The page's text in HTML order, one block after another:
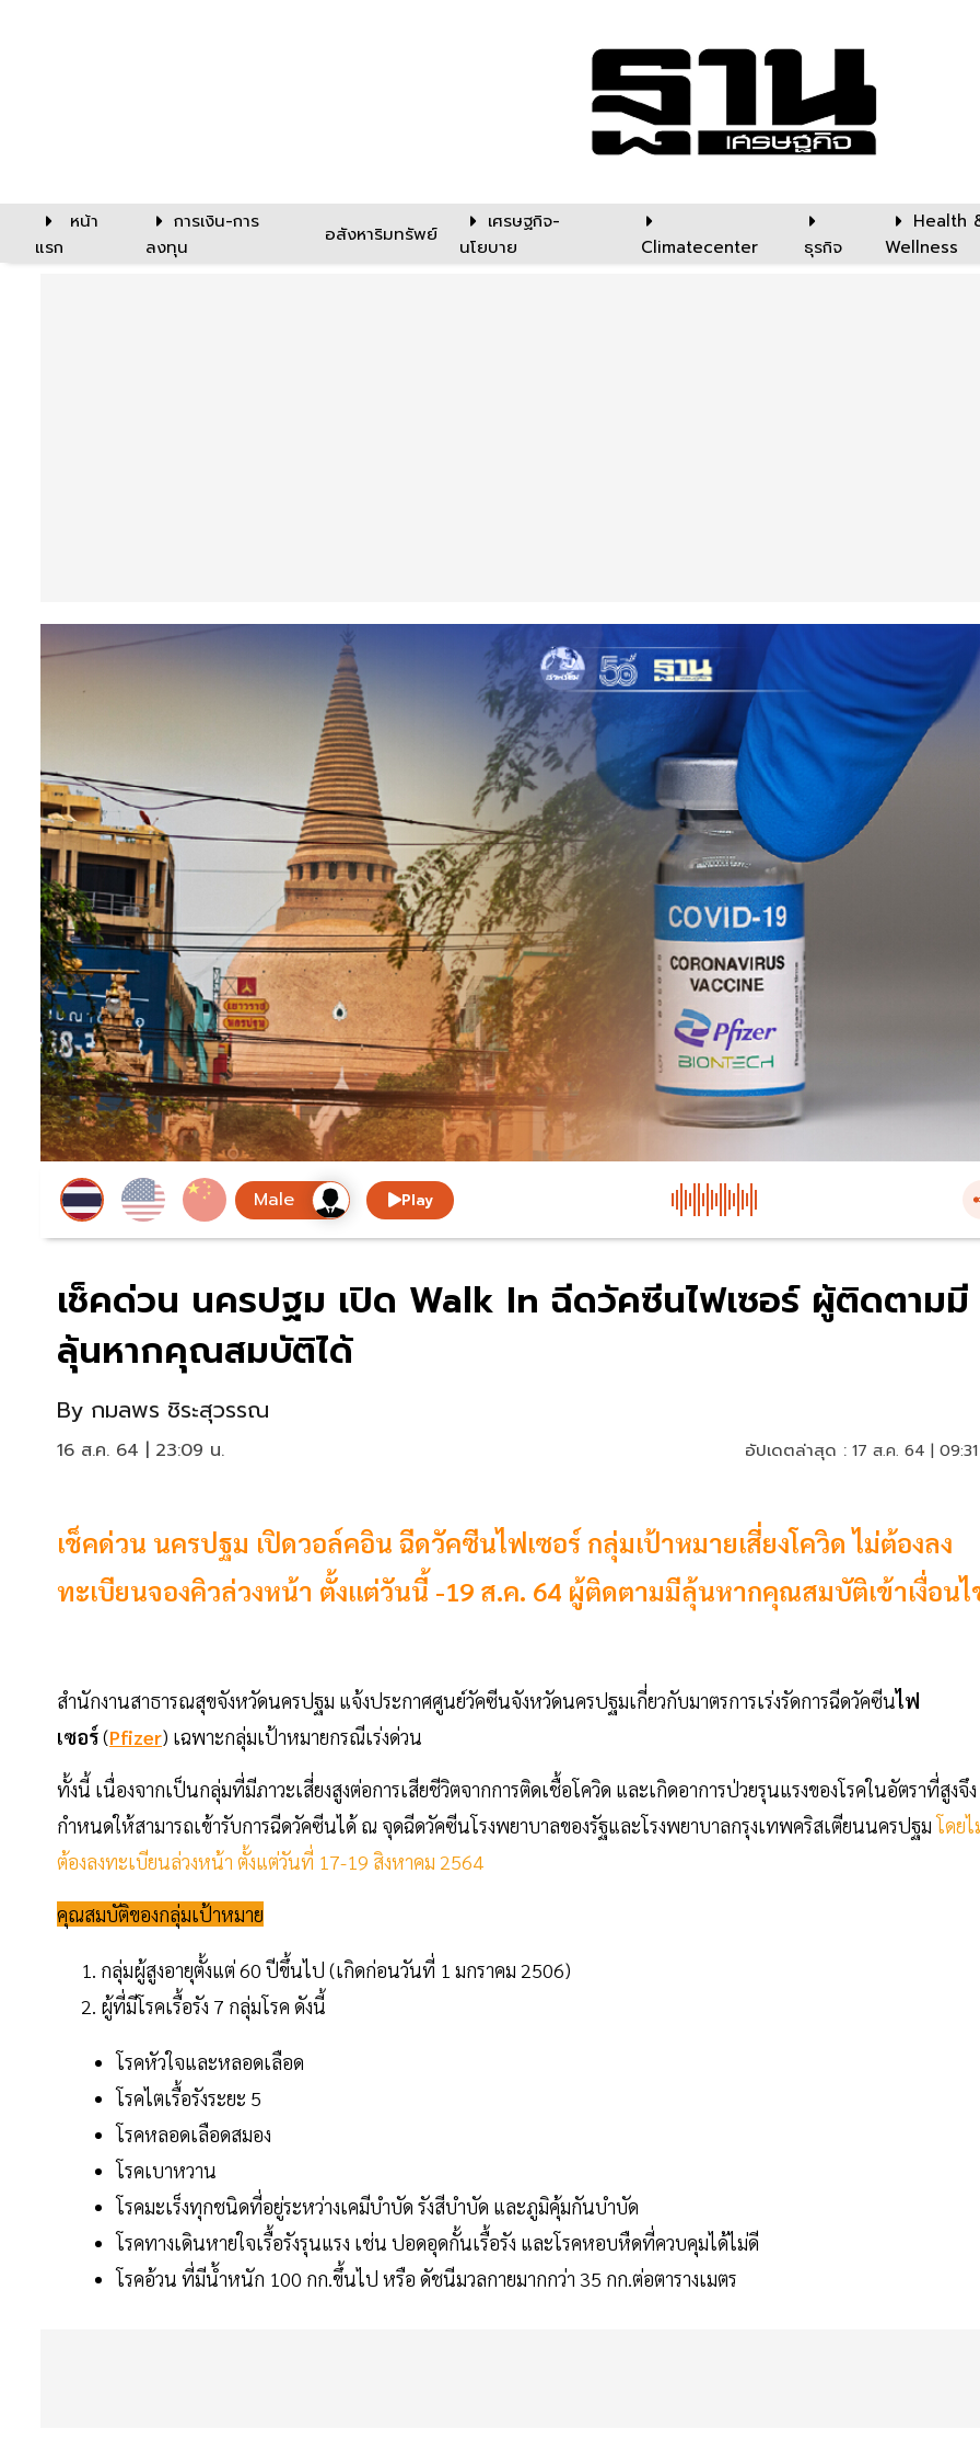
หน้า
แรก
การเงิน-การ
ลงทุน
อสังหาริมทรัพย์
เศรษฐกิจ-
นโยบาย
Climatecenter ธุรกิจ
Health
Wellness
Play
เช็คด่วน นครปฐม เปิด Walk In ฉีดวัคซีนไฟเซอร์ ผู้ติดตามมี
ลุ้นหากคุณสมบัติได้
By กมลพร ชิระสุวรรณ
16 ส.ค. 64 | 23:09 น. อัปเดตล่าสุด : 17 ส.ค. 64 |
เช็คด่วน นครปฐม เปิดวอล์คอิน ฉีดวัคซีนไฟเซอร์ กลุ่มเป้าหมายเสี่ยงโควิด ไม่ต้องลง
ทะเบียนจองคิวล่วงหน้า ตั้งแต่วันนี้ -19 ส.ค. 64 ผู้ติดตามมีลุ้นหากคุณสมบัติเข้าเงื่อนไ
สำนักงานสาธารณสุขจังหวัดนครปฐม แจ้งประกาศศูนย์วัคซีนจังหวัดนครปฐมเกี่ยวกับมาตรการเร่งรัดการฉีดวัคซีนไฟ
เซอร์(Pfizer) เฉพาะกลุ่มเป้าหมายกรณีเร่งด่วน
ทั้งนี้ เนื่องจากเป็นกลุ่มที่มีภาวะเสี่ยงสูงต่อการเสียชีวิตจากการติดเชื้อโควิด และเกิดอาการป่วยรุนแรงของโรคในอัตราที่สูงจึง
กำหนดให้สามารถเข้ารับการฉีดวัคซีนได้ ณ จุดฉีดวัคซีนโรงพยาบาลของรัฐและโรงพยาบาลกรุงเทพคริสเตียนนครปฐมโดยไ
ต้องลงทะเบียนล่วงหน้า ตั้งแต่วันที่ 17-19 สิงหาคม 2564
คุณสมบัติของกลุ่มเป้าหมาย
กลุ่มผู้สูงอายุตั้งแต่ 60 ปีขึ้นไป (เกิดก่อนวันที่ 1 มกราคม 2506)
ผู้ที่มีโรคเรื้อรัง 7 กลุ่มโรค ดังนี้
โรคหัวใจและหลอดเลือด
โรคไตเรื้อรังระยะ 5
โรคหลอดเลือดสมอง
โรคเบาหวาน
โรคมะเร็งทุกชนิดที่อยู่ระหว่างเคมีบำบัด รังสีบำบัด และภูมิคุ้มกันบำบัด
โรคทางเดินหายใจเรื้อรังรุนแรง เช่น ปอดอุดกั้นเรื้อรัง และโรคหอบหืดที่ควบคุมได้ไม่ดี
โรคอ้วน ที่มีน้ำหนัก 100 กก.ขึ้นไป หรือ ดัชนีมวลกายมากกว่า 35 กก.ต่อตารางเมตร